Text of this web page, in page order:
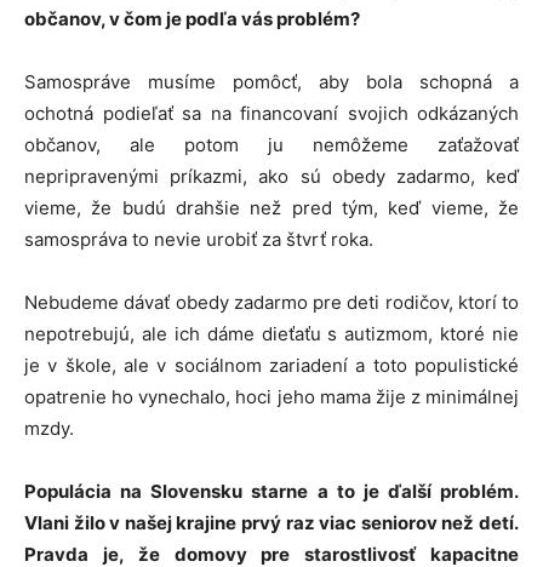
občanov, v čom je podľa vás problém?
Samospráve musíme pomôcť, aby bola schopná a
ochotná podieľať sa na financovaní svojich odkázaných
občanov, ale potom ju nemôžeme zaťažovať
nepripravenými príkazmi, ako sú obedy zadarmo, keď
vieme, že budú drahšie než pred tým, keď vieme, že
samospráva to nevie urobiť za štvrť roka.
Nebudeme dávať obedy zadarmo pre deti rodičov, ktorí to
nepotrebujú, ale ich dáme dieťaťu s autizmom, ktoré nie
je v škole, ale v sociálnom zariadení a toto populistické
opatrenie ho vynechalo, hoci jeho mama žije z minimálnej
mzdy.
Populácia na Slovensku starne a to je ďalší problém.
Vlani žilo v našej krajine prvý raz viac seniorov než detí.
Pravda je, že domovy pre starostlivosť kapacitne